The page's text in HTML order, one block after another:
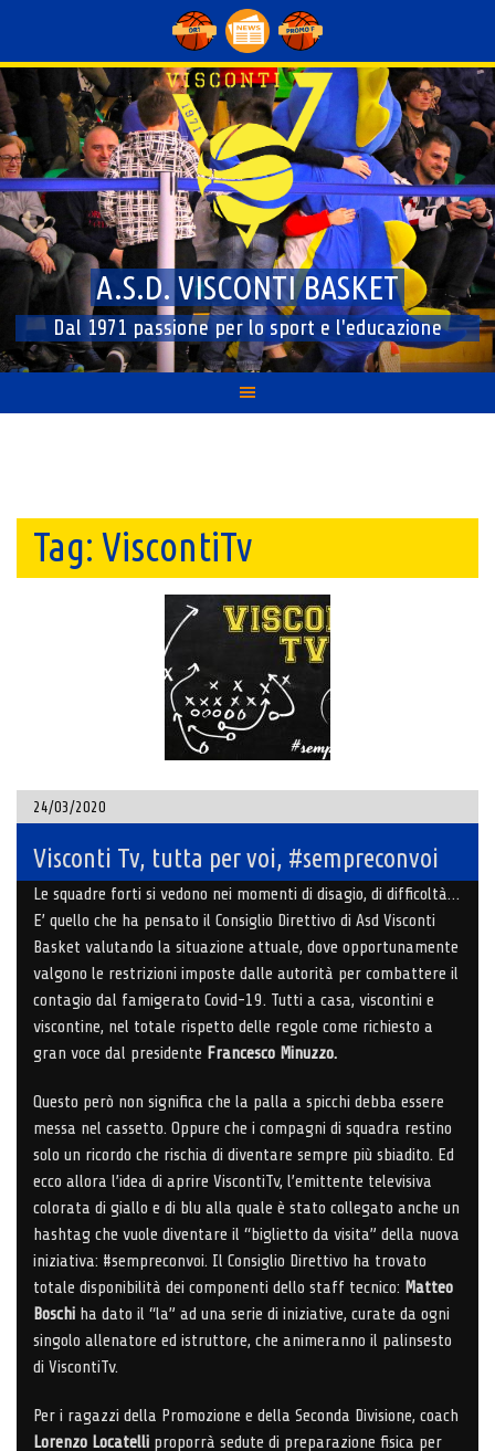
content
A.S.D. VISCONTI BASKET
Dal 1971 passione per lo sport e l'educazione
Tag: ViscontiTv
24/03/2020
Visconti Tv, tutta per voi, #sempreconvoi
Le squadre forti si vedono nei momenti di disagio, di difficoltà…
E’ quello che ha pensato il Consiglio Direttivo di Asd Visconti
Basket valutando la situazione attuale, dove opportunamente
valgono le restrizioni imposte dalle autorità per combattere il
contagio dal famigerato Covid-19. Tutti a casa, viscontini e
viscontine, nel totale rispetto delle regole come richiesto a
gran voce dal presidente Francesco Minuzzo.
Questo però non significa che la palla a spicchi debba essere
messa nel cassetto. Oppure che i compagni di squadra restino
solo un ricordo che rischia di diventare sempre più sbiadito. Ed
ecco allora l’idea di aprire ViscontiTv, l’emittente televisiva
colorata di giallo e di blu alla quale è stato collegato anche un
hashtag che vuole diventare il “biglietto da visita” della nuova
iniziativa: #sempreconvoi. Il Consiglio Direttivo ha trovato
totale disponibilità dei componenti dello staff tecnico: Matteo
Boschi ha dato il “la” ad una serie di iniziative, curate da ogni
singolo allenatore ed istruttore, che animeranno il palinsesto
di ViscontiTv.
Per i ragazzi della Promozione e della Seconda Divisione, coach
Lorenzo Locatelli proporrà sedute di preparazione fisica per